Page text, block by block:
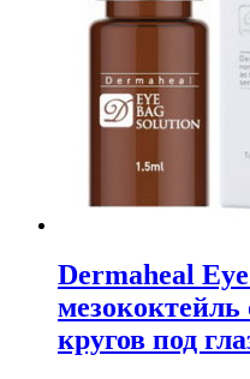
Dermaheal
кругов под